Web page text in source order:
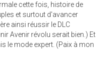
cette fois, histoire de
et surtout d'avancer
ainsi réussir le DLC
Avenir révolu serait bien.) Et
le mode expert. (Paix à mon